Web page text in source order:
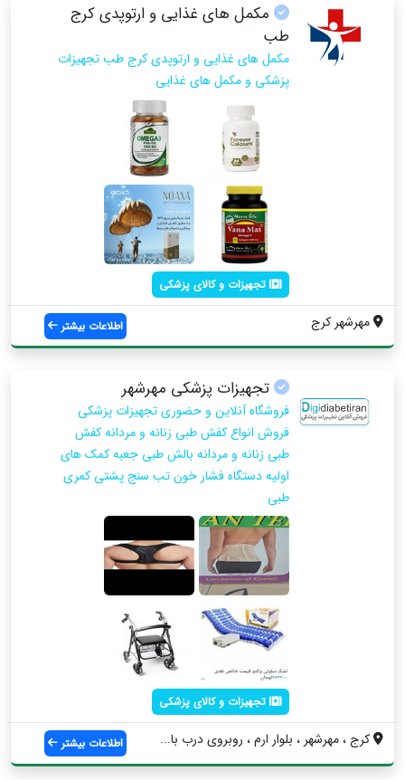
مکمل های غذایی و ارتوپدی کرج
طب
مکمل های غذایی و ارتوپدی کرج طب تجهیزات
پزشکی و مکمل های غذایی
تجهیزات و کالای پزشکی
مهرشهر کرج اطلاعات بیشتر
تجهیزات پزشکی مهرشهر
فروشگاه آنلاین و حضوری تجهیزات پزشکی
فروش انواع کفش طبی زنانه و مردانه کفش
طبی زنانه و مردانه بالش طبی جعبه کمک های
اولیه دستگاه فشار خون تب سنج پشتی کمری
طبی
تجهیزات و کالای پزشکی
کرج ، مهرشهر ، بلوار ارم ، روبروی درب با... اطلاعات بیشتر